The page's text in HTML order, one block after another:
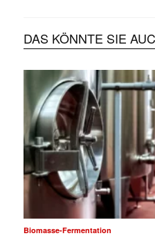
DAS KÖNNTE SIE
Biomasse-Fermentation